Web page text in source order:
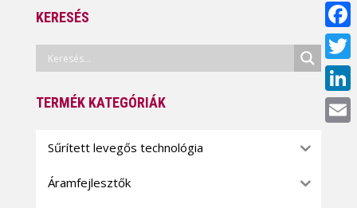
KERESÉS
TERMÉK KATEGÓRIÁK
Sűrített levegős technológia
Áramfejlesztők